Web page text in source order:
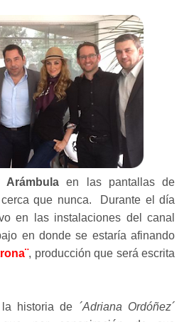
Arámbula en las pantallas de
que nunca. Durante el día
en las instalaciones del canal
en donde se estaría afinando
, producción que será escrita
historia de ´Adriana Ordóñez´